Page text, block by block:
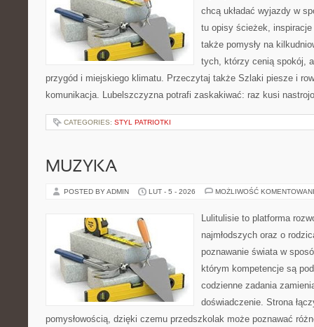
chcą układać wyjazdy w
tu opisy ścieżek,
także pomysły na
tych, którzy cenią spokój,
przygód i miejskiego klimatu. Przeczytaj także Szlaki piesze i
komunikacja. Lubelszczyzna potrafi zaskakiwać: raz kusi
CATEGORIES: STYL PATRIOTKI
MUZYKA
POSTED BY ADMIN LUT - 5 - 2026 MOŻLIWOŚĆ
Lulitulisie to platforma
najmłodszych oraz o
poznawanie świata w
którym kompetencje są
codzienne zadania
doświadczenie. Strona
pomysłowością, dzięki czemu przedszkolak może poznawać